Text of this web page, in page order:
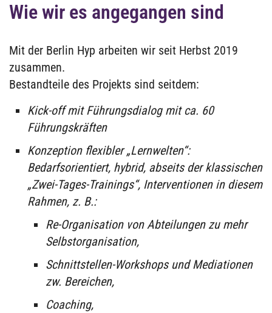
Wie wir es angegangen sind
Mit der Berlin Hyp arbeiten wir seit Herbst 2019
zusammen.
Bestandteile des Projekts sind seitdem:
Kick-off mit Führungsdialog mit ca. 60
Führungskräften
Konzeption flexibler „Lernwelten“:
Bedarfsorientiert, hybrid, abseits der klassischen
„Zwei-Tages-Trainings“, Interventionen in diesem
Rahmen, z. B.:
Re-Organisation von Abteilungen zu mehr
Selbstorganisation,
Schnittstellen-Workshops und Mediationen
zw. Bereichen,
Coaching,